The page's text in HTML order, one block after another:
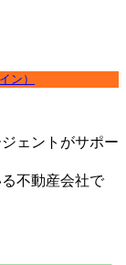
ン）
ェントがサポー
不動産会社で